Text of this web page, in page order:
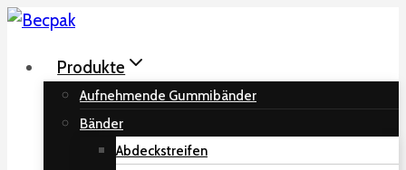
Zum
springenProdukte
Aufnehmende Gummibänder
Bänder
Abdeckstreifen